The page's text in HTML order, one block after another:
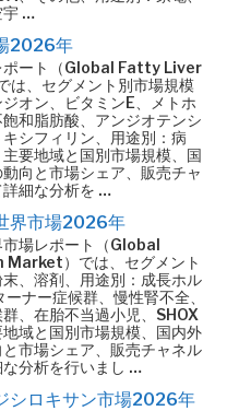
宇 …
2026年
ポート（Global Fatty Liver
、セグメント別市場規模
ジオン、ビタミンE、メトホ
和脂肪酸、アンジオテンシ
シフィリン、用途別：病
要地域と国別市場規模、国
向と市場シェア、販売チャ
詳細な分析を …
界市場2026年
市場レポート（Global
）では、セグメント
、溶剤、用途別：成長ホル
ナー症候群、慢性腎不全、
、在胎不当過小児、SHOX
域と国別市場規模、国内外
市場シェア、販売チャネル
分析を行いまし …
シロキサン市場2026年